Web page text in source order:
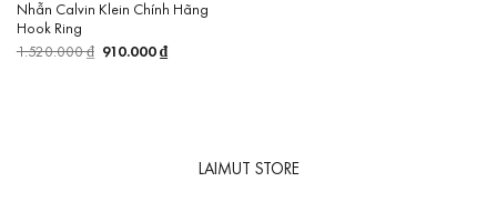
Nhẫn Calvin Klein Chính Hãng
Hook Ring
1.520.000₫ Giá
gốc
910.000₫Giá
hiện
LAIMUT STORE